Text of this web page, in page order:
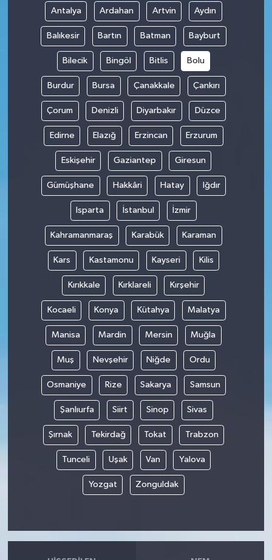
Antalya Ardahan Artvin Aydın
Balıkesir Bartın Batman Bayburt
Bilecik Bingöl Bitlis Bolu
Burdur Bursa Çanakkale Çankırı
Çorum Denizli Diyarbakır Düzce
Edirne Elazığ Erzincan Erzurum
Eskişehir Gaziantep Giresun
Gümüşhane Hakkâri Hatay Iğdır
Isparta İstanbul İzmir
Kahramanmaraş Karabük Karaman
Kars Kastamonu Kayseri Kilis
Kırıkkale Kırklareli Kırşehir
Kocaeli Konya Kütahya Malatya
Manisa Mardin Mersin Muğla
Muş Nevşehir Niğde Ordu
Osmaniye Rize Sakarya Samsun
Şanlıurfa Siirt Sinop Sivas
Şırnak Tekirdağ Tokat Trabzon
Tunceli Uşak Van Yalova
Yozgat Zonguldak